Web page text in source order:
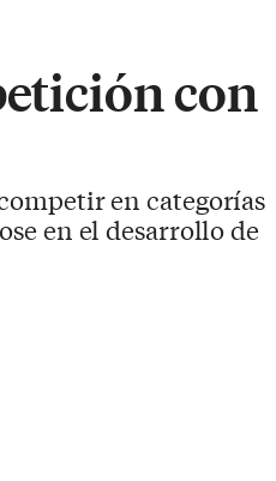
con
en categorías
en el desarrollo de